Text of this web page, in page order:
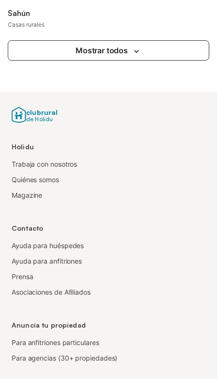
Sahún
Casas rurales
Mostrar todos
clubrural
de Holidu
Holidu
Trabaja con nosotros
Quiénes somos
Magazine
Contacto
Ayuda para huéspedes
Ayuda para anfitriones
Prensa
Asociaciones de Afiliados
Anuncia tu propiedad
Para anfitriones particulares
Para agencias (30+ propiedades)